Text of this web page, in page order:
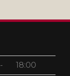
- 18:00